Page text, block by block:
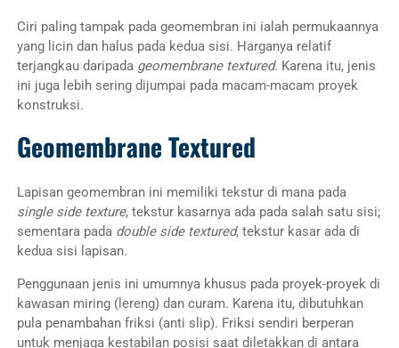
Ciri paling tampak pada geomembran ini ialah permukaannya
yang licin dan halus pada kedua sisi. Harganya relatif
terjangkau daripada geomembrane textured. Karena itu, jenis
ini juga lebih sering dijumpai pada macam-macam proyek
konstruksi.
Geomembrane Textured
Lapisan geomembran ini memiliki tekstur di mana pada
single side texture, tekstur kasarnya ada pada salah satu sisi;
sementara pada double side textured, tekstur kasar ada di
kedua sisi lapisan.
Penggunaan jenis ini umumnya khusus pada proyek-proyek di
kawasan miring (lereng) dan curam. Karena itu, dibutuhkan
pula penambahan friksi (anti slip). Friksi sendiri berperan
untuk menjaga kestabilan posisi saat diletakkan di antara